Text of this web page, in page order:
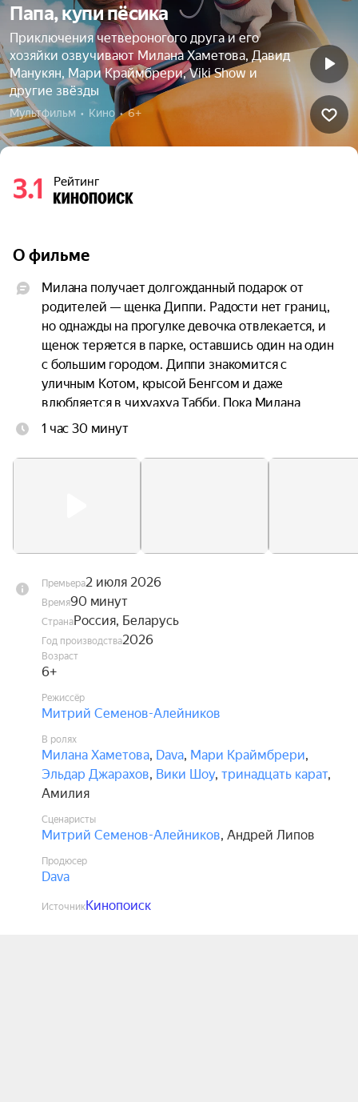
Папа, купи пёсика
Приключения четвероногого друга и его
хозяйки озвучивают Милана Хаметова, Давид
Манукян, Мари Краймбрери, Viki Show и
другие звёзды
Мультфильм  •  Кино  •  6+
3.1 Рейтинг
О фильме
Милана получает долгожданный подарок от
родителей — щенка Диппи. Радости нет границ,
но однажды на прогулке девочка отвлекается, и
щенок теряется в парке, оставшись один на один
с большим городом. Диппи знакомится с
уличным Котом, крысой Бенгсом и даже
влюбляется в чихуахуа Табби. Пока Милана
ведёт поиски любимого песика, Диппи ждут
предстоит стать настоящим героем, способным
1 час 30 минут
Премьера2 июля 2026
Время90 минут
СтранаРоссия, Беларусь
Год производства2026
Возраст
6+
Режиссёр
Митрий Семенов-Алейников
В ролях
Милана Хаметова, Dava, Мари Краймбрери,
Эльдар Джарахов, Вики Шоу, тринадцать карат,
Амилия
Сценаристы
Митрий Семенов-Алейников, Андрей Липов
Продюсер
Dava
ИсточникКинопоиск